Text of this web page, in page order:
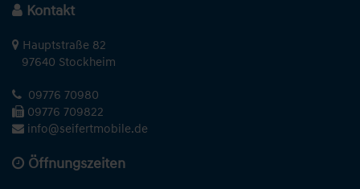
Kontakt
Hauptstraße 82
97640 Stockheim
09776 70980
09776 709822
info@seifertmobile.de
Öffnungszeiten